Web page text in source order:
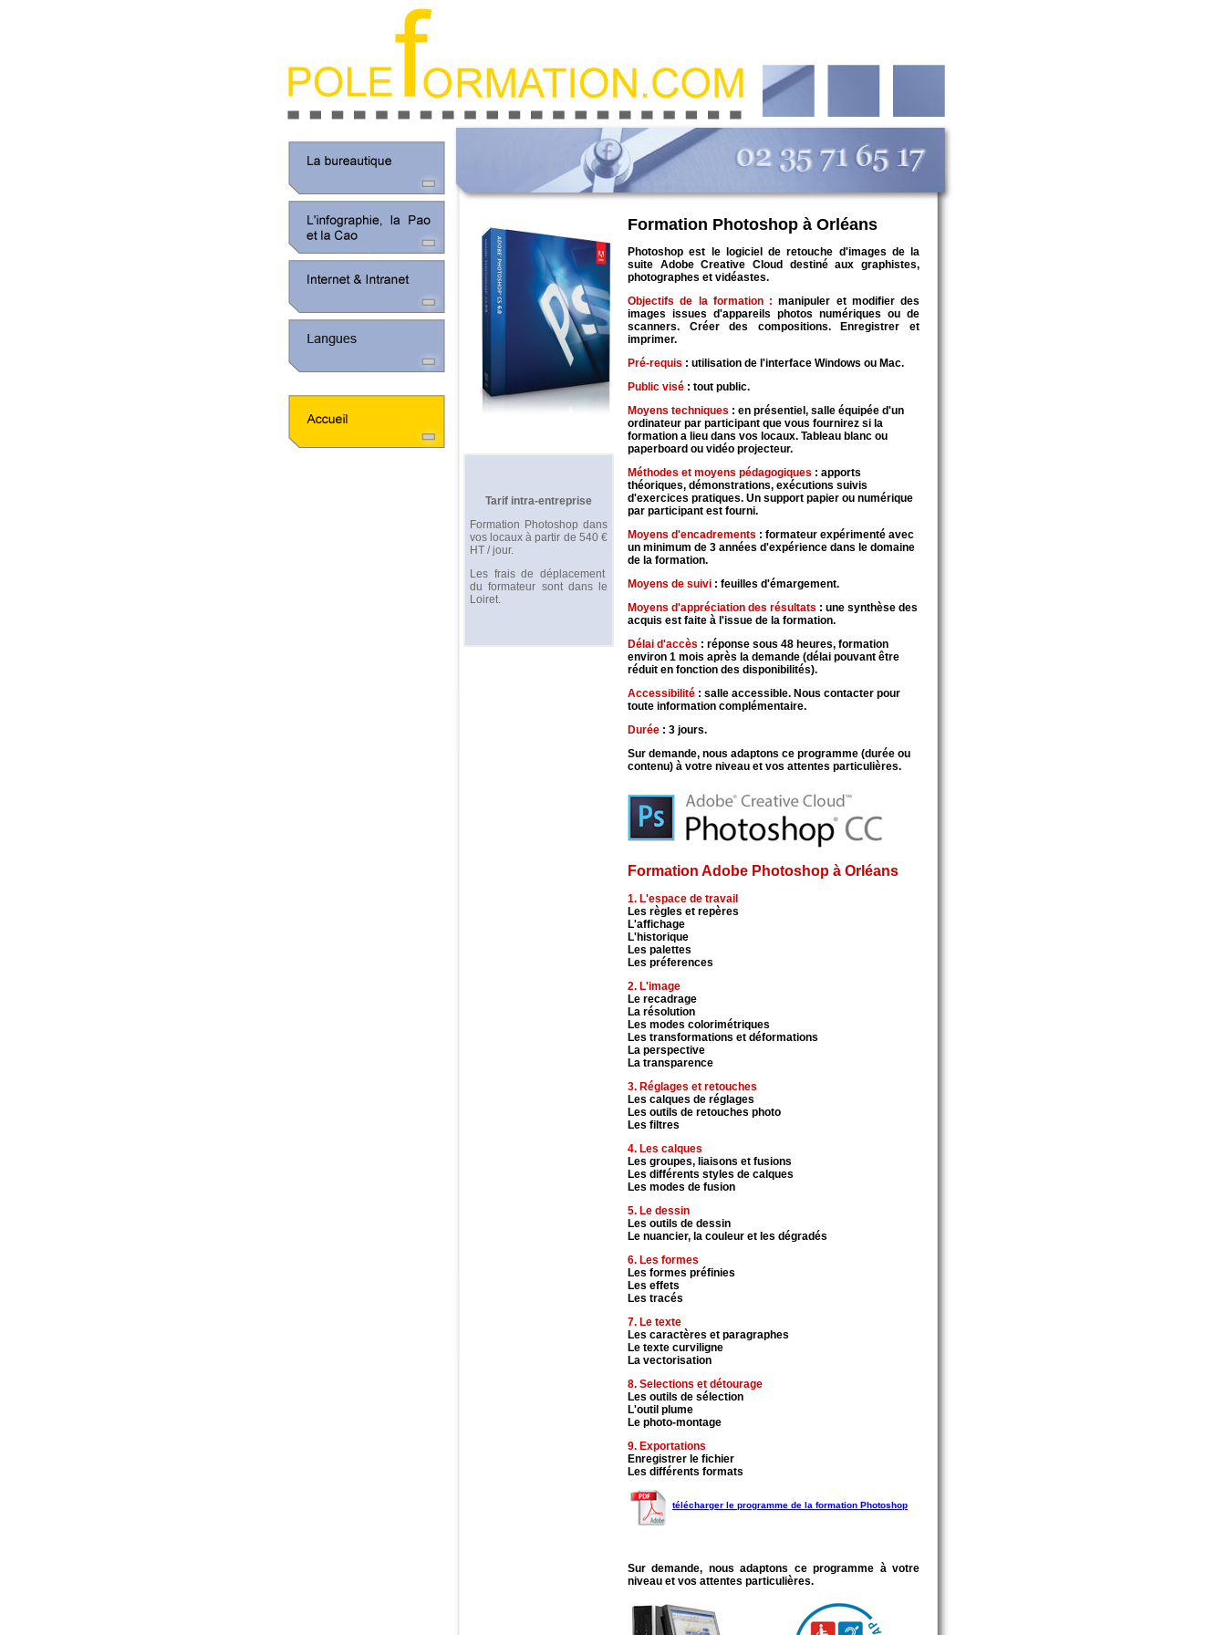
Tarif intra-entreprise
Formation Photoshop dans
vos locaux à partir de 540 €
HT / jour.
Les frais de déplacement
du formateur sont dans le
Loiret.
Formation Photoshop à Orléans
Photoshop est le logiciel de retouche d'images de la
suite Adobe Creative Cloud destiné aux graphistes,
photographes et vidéastes.
Objectifs de la formation :manipuler et modifier des
images issues d'appareils photos numériques ou de
scanners. Créer des compositions. Enregistrer et
imprimer.
Pré-requis : utilisation de l'interface Windows ou Mac.
Public visé : tout public.
Moyens techniques : en présentiel, salle équipée d'un
ordinateur par participant que vous fournirez si la
formation a lieu dans vos locaux. Tableau blanc ou
paperboard ou vidéo projecteur.
Méthodes et moyens pédagogiques : apports
théoriques, démonstrations, exécutions suivis
d'exercices pratiques. Un support papier ou numérique
par participant est fourni.
Moyens d'encadrements : formateur expérimenté avec
un minimum de 3 années d'expérience dans le domaine
de la formation.
Moyens de suivi : feuilles d'émargement.
Moyens d'appréciation des résultats : une synthèse des
acquis est faite à l'issue de la formation.
Délai d'accès : réponse sous 48 heures, formation
environ 1 mois après la demande (délai pouvant être
réduit en fonction des disponibilités).
Accessibilité : salle accessible. Nous contacter pour
toute information complémentaire.
Durée : 3 jours.
Sur demande, nous adaptons ce programme (durée ou
contenu) à votre niveau et vos attentes particulières.
Formation Adobe Photoshop à Orléans
1. L'espace de travail
Les règles et repères
L'affichage
L'historique
Les palettes
Les préferences
2. L'image
Le recadrage
La résolution
Les modes colorimétriques
Les transformations et déformations
La perspective
La transparence
3. Réglages et retouches
Les calques de réglages
Les outils de retouches photo
Les filtres
4. Les calques
Les groupes, liaisons et fusions
Les différents styles de calques
Les modes de fusion
5. Le dessin
Les outils de dessin
Le nuancier, la couleur et les dégradés
6. Les formes
Les formes préfinies
Les effets
Les tracés
7. Le texte
Les caractères et paragraphes
Le texte curviligne
La vectorisation
8. Selections et détourage
Les outils de sélection
L'outil plume
Le photo-montage
9. Exportations
Enregistrer le fichier
Les différents formats
télécharger le programme de la formation Photoshop
Sur demande, nous adaptons ce programme à votre
niveau et vos attentes particulières.